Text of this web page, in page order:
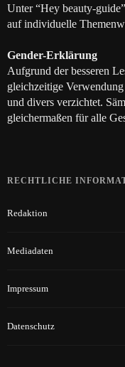
Unter “Hey beauty-
auf individuelle
Gender-Erklärung
Aufgrund der besseren
gleichzeitige
und divers verzichtet.
gleichermaßen für alle
RECHTLICHE
Redaktion
Mediadaten
Impressum
Datenschutz